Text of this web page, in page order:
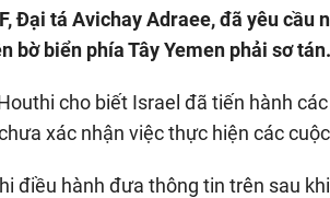
Đại tá Avichay Adraee, đã yêu cầu
bờ biển phía Tây Yemen phải sơ tán.
cho biết Israel đã tiến hành
xác nhận việc thực hiện các
điều hành đưa thông tin trên sau